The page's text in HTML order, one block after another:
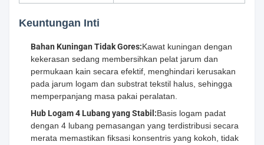
Keuntungan Inti
Bahan Kuningan Tidak Gores:Kawat kuningan dengan
kekerasan sedang membersihkan pelat jarum dan
permukaan kain secara efektif, menghindari kerusakan
pada jarum logam dan substrat tekstil halus, sehingga
memperpanjang masa pakai peralatan.
Hub Logam 4 Lubang yang Stabil:Basis logam padat
dengan 4 lubang pemasangan yang terdistribusi secara
merata memastikan fiksasi konsentris yang kokoh, tidak